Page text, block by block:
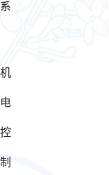
系
机
电
控
制